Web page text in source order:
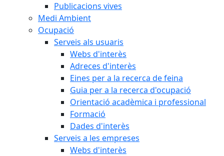
Publicacions vives
Medi Ambient
Ocupació
Serveis als usuaris
Webs d'interès
Adreces d'interès
Eines per a la recerca de feina
Guia per a la recerca d'ocupació
Orientació acadèmica i professional
Formació
Dades d'interès
Serveis a les empreses
Webs d'interès